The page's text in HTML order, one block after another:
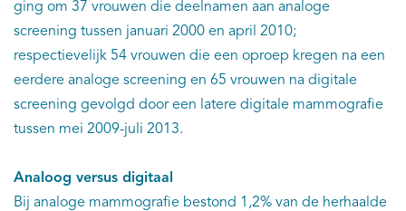
ging om 37 vrouwen die deelnamen aan analoge
screening tussen januari 2000 en april 2010;
respectievelijk 54 vrouwen die een oproep kregen na een
eerdere analoge screening en 65 vrouwen na digitale
screening gevolgd door een latere digitale mammografie
tussen mei 2009-juli 2013.
Analoog versus digitaal
Bij analoge mammografie bestond 1,2% van de herhaalde